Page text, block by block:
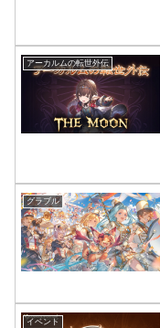
アーカルムの転世外伝
グラブル
イベント